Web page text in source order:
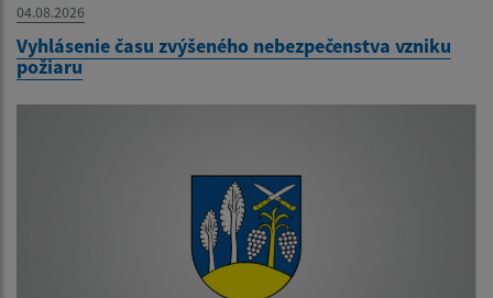
04.08.2026
Vyhlásenie času zvýšeného nebezpečenstva vzniku
požiaru